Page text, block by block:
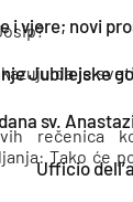
i vjere; novi
Jubilejske
sv.
Ufficio
da je
rečenica
Tako će